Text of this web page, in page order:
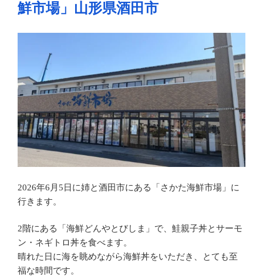
よ
に
さ
く
ら
ん
ぼ
の
「佐
藤
山
形
県
東
鮮市場」山形県酒田市
2026年6月5日に姉と酒田市にある「さかた海鮮市場」に
行きます。
2階にある「海鮮どんやとびしま」で、鮭親子丼とサーモ
ン・ネギトロ丼を食べます。
晴れた日に海を眺めながら海鮮丼をいただき、とても至
福な時間です。